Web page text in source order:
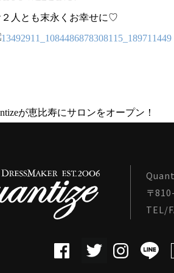
人とも末永くお幸せに♡
が恵比寿にサロンをオープン！
〒
TEL/